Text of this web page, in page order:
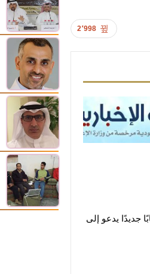
2٬998
جديدًا يدعو إلى